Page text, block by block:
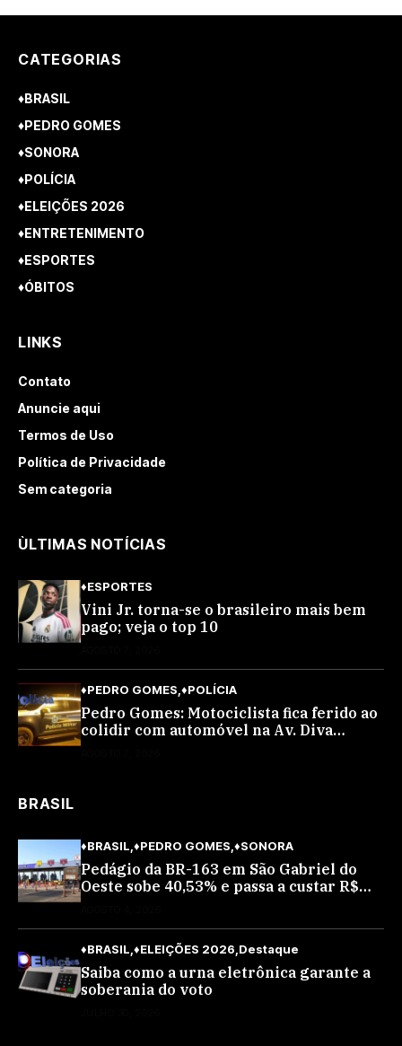
CATEGORIAS
♦BRASIL
♦PEDRO GOMES
♦SONORA
♦POLÍCIA
♦ELEIÇÕES 2026
♦ENTRETENIMENTO
♦ESPORTES
♦ÓBITOS
LINKS
Contato
Anuncie aqui
Termos de Uso
Política de Privacidade
Sem categoria
ÙLTIMAS NOTÍCIAS
♦ESPORTES
Vini Jr. torna-se o brasileiro mais bem
pago; veja o top 10
♦PEDRO GOMES ♦POLÍCIA
Pedro Gomes: Motociclista fica ferido ao
colidir com automóvel na Av. Diva
BRASIL
♦BRASIL ♦PEDRO GOMES ♦SONORA
Pedágio da BR-163 em São Gabriel do
Oeste sobe 40,53% e passa a custar R$
♦BRASIL ♦ELEIÇÕES 2026 Destaque
Saiba como a urna eletrônica garante a
soberania do voto